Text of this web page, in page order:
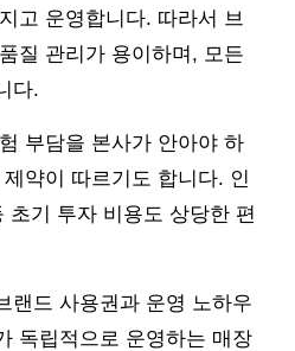
고 운영합니다. 따라서 브
질 관리가 용이하며, 모든
다.
부담을 본사가 안아야 하
약이 따르기도 합니다. 인
초기 투자 비용도 상당한 편
랜드 사용권과 운영 노하우
독립적으로 운영하는 매장